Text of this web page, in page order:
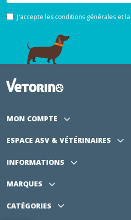
J'accepte les conditions générales et
MON COMPTE
ESPACE ASV & VÉTÉRINAIRES
INFORMATIONS
MARQUES
CATÉGORIES